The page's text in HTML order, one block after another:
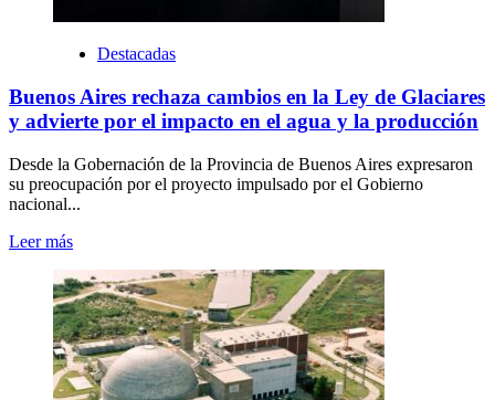
Destacadas
Buenos Aires rechaza cambios en la Ley de Glaciares
y advierte por el impacto en el agua y la producción
Desde la Gobernación de la Provincia de Buenos Aires expresaron
su preocupación por el proyecto impulsado por el Gobierno
nacional...
Leer más